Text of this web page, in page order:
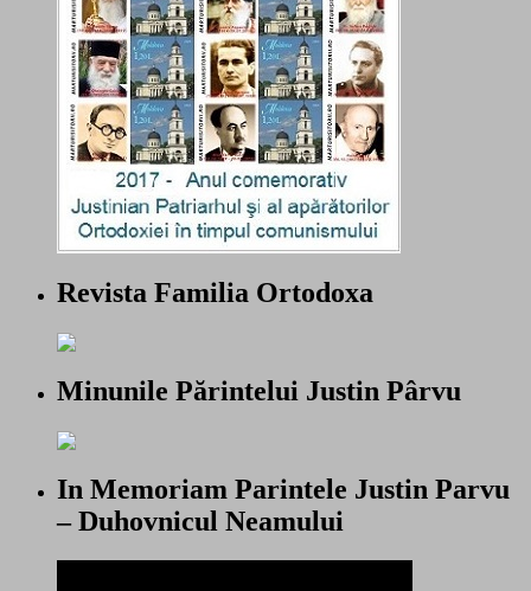
Revista Familia Ortodoxa
Minunile Părintelui Justin Pârvu
In Memoriam Parintele Justin Parvu
– Duhovnicul Neamului